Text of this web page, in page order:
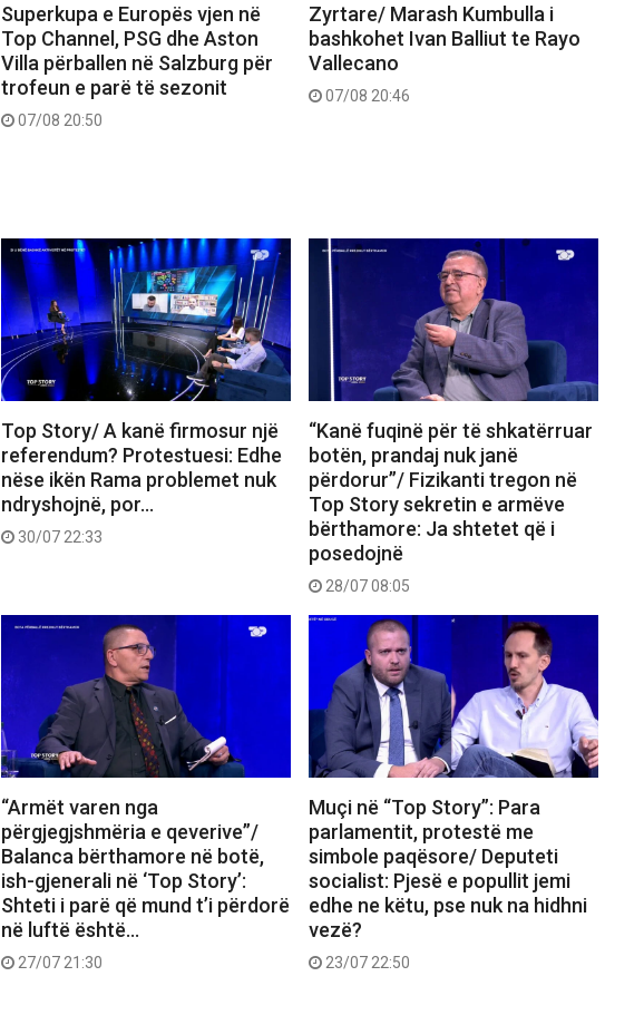
Superkupa e Europës vjen në
Top Channel, PSG dhe Aston
Villa përballen në Salzburg për
trofeun e parë të sezonit
07/08 20:50
Zyrtare/ Marash Kumbulla i
bashkohet Ivan Balliut te Rayo
Vallecano
07/08 20:46
Top Story/ A kanë firmosur një
referendum? Protestuesi: Edhe
nëse ikën Rama problemet nuk
ndryshojnë, por…
30/07 22:33
“Kanë fuqinë për të shkatërruar
botën, prandaj nuk janë
përdorur”/ Fizikanti tregon në
Top Story sekretin e armëve
bërthamore: Ja shtetet që i
posedojnë
28/07 08:05
“Armët varen nga
përgjegjshmëria e qeverive”/
Balanca bërthamore në botë,
ish-gjenerali në ‘Top Story’:
Shteti i parë që mund t’i përdorë
në luftë është…
27/07 21:30
Muçi në “Top Story”: Para
parlamentit, protestë me
simbole paqësore/ Deputeti
socialist: Pjesë e popullit jemi
edhe ne këtu, pse nuk na hidhni
vezë?
23/07 22:50